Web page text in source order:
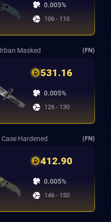
0.005%
106 - 110
Masked (FN)
531.16
0.005%
126 - 130
Case Hardened (FN)
412.90
0.005%
146 - 150